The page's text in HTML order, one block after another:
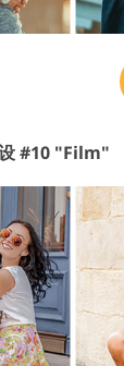
#10 "Film"